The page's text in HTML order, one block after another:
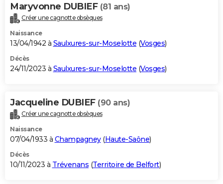
Maryvonne DUBIEF (81 ans)
Créer une cagnotte obsèques
Naissance
13/04/1942 à Saulxures-sur-Moselotte (Vosges)
Décès
24/11/2023 à Saulxures-sur-Moselotte (Vosges)
Jacqueline DUBIEF (90 ans)
Créer une cagnotte obsèques
Naissance
07/04/1933 à Champagney(Haute-Saône)
Décès
10/11/2023 à Trévenans (Territoire de Belfort)